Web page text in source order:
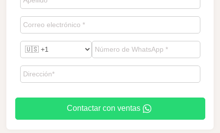
Contactar con ventas